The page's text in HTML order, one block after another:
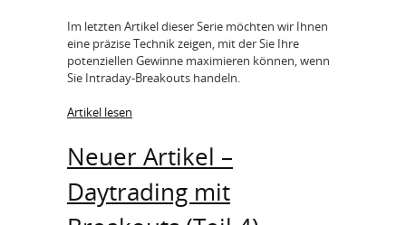
Im letzten Artikel dieser Serie möchten wir Ihnen
eine präzise Technik zeigen, mit der Sie Ihre
potenziellen Gewinne maximieren können, wenn
Sie Intraday-Breakouts handeln.
Artikel lesen
Neuer Artikel –
Daytrading mit